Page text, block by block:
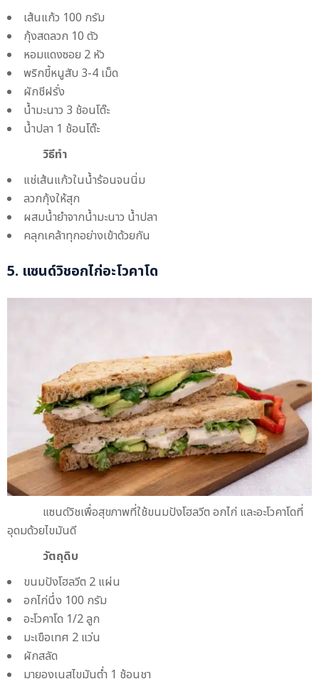
เส้นแก้ว 100 กรัม
กุ้งสดลวก 10 ตัว
หอมแดงซอย 2 หัว
พริกขี้หนูสับ 3-4 เม็ด
ผักชีฝรั่ง
น้ำมะนาว 3 ช้อนโต๊ะ
น้ำปลา 1 ช้อนโต๊ะ
วิธีทำ
แช่เส้นแก้วในน้ำร้อนจนนิ่ม
ลวกกุ้งให้สุก
ผสมน้ำยำจากน้ำมะนาว น้ำปลา
คลุกเคล้าทุกอย่างเข้าด้วยกัน
5. แซนด์วิชอกไก่อะโวคาโด
แซนด์วิชเพื่อสุขภาพที่ใช้ขนมปังโฮลวีต อกไก่ และอะโวคาโดที่
อุดมด้วยไขมันดี
วัตถุดิบ
ขนมปังโฮลวีต 2 แผ่น
อกไก่นึ่ง 100 กรัม
อะโวคาโด 1/2 ลูก
มะเขือเทศ 2 แว่น
ผักสลัด
มายองเนสไขมันต่ำ 1 ช้อนชา